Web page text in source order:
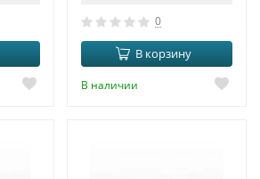
0
В корзину
В наличии